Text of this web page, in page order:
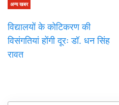
अन्य खबर
विद्यालयों के कोटिकरण की
विसंगतियां होंगी दूरः डॉ. धन सिंह
रावत